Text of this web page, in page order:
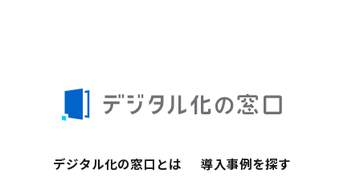
デジタル化の窓口とは 導入事例を探す